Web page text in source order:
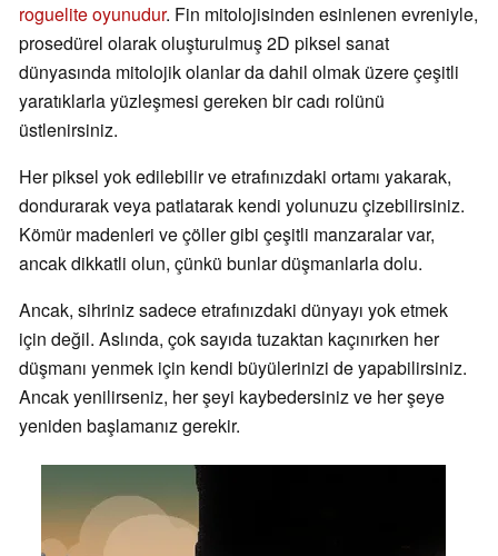
roguelite oyunudur. Fin mitolojisinden esinlenen evreniyle,
prosedürel olarak oluşturulmuş 2D piksel sanat
dünyasında mitolojik olanlar da dahil olmak üzere çeşitli
yaratıklarla yüzleşmesi gereken bir cadı rolünü
üstlenirsiniz.
Her piksel yok edilebilir ve etrafınızdaki ortamı yakarak,
dondurarak veya patlatarak kendi yolunuzu çizebilirsiniz.
Kömür madenleri ve çöller gibi çeşitli manzaralar var,
ancak dikkatli olun, çünkü bunlar düşmanlarla dolu.
Ancak, sihriniz sadece etrafınızdaki dünyayı yok etmek
için değil. Aslında, çok sayıda tuzaktan kaçınırken her
düşmanı yenmek için kendi büyülerinizi de yapabilirsiniz.
Ancak yenilirseniz, her şeyi kaybedersiniz ve her şeye
yeniden başlamanız gerekir.